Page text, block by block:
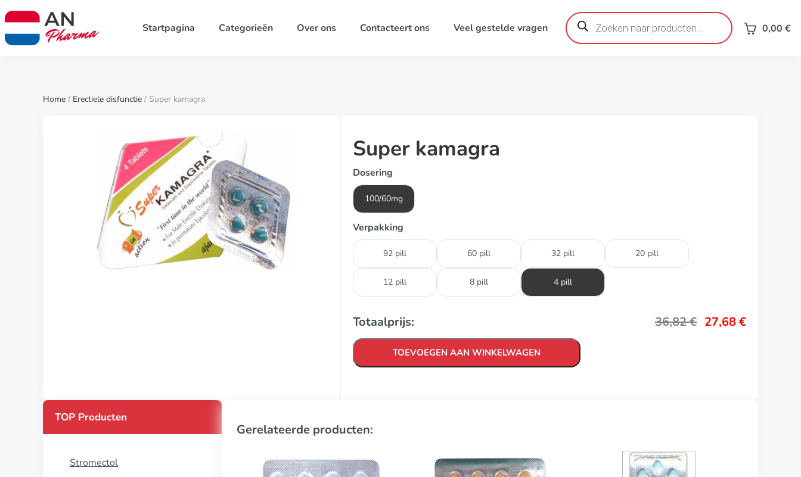
Startpagina Categorieën Over ons Contacteert ons Veel gestelde vragen
Producten
zoeken 0,00 €
Home / Erectiele disfunctie / Super kamagra
Super kamagra
Dosering
100/60mg
Verpakking
92 pill 60 pill 32 pill 20 pill
12 pill 8 pill 4 pill
Totaalprijs: 36,82€ 27,68€
TOEVOEGEN AAN WINKELWAGEN
TOP Producten
Stromectol
Gerelateerde producten: